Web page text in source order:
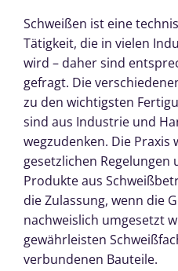
Schweißen ist eine
Tätigkeit, die in vielen
wird – daher sind
gefragt. Die
zu den wichtigsten
sind aus Industrie und
wegzudenken. Die
gesetzlichen
Produkte aus
die Zulassung, wenn die
nachweislich umgesetzt
gewährleisten
verbundenen Bauteile.